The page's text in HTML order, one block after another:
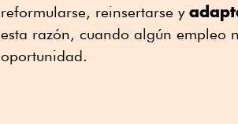
reformularse, reinsertarse y
esta razón, cuando algún empleo
oportunidad.